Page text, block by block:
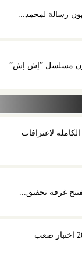
رسالة لمحمد...
مسلسل ”إش إش”...
لاعترافات
غرفة تحقيق...
محسن البديوي: انتخابات نواب 2025 اختبار صعب